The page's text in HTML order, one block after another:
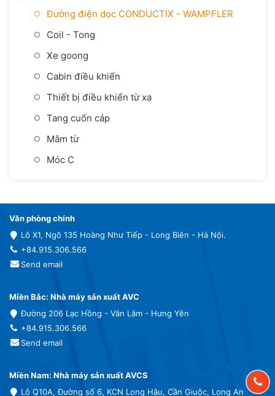
Đường điện dọc CONDUCTIX - WAMPFLER
Coil - Tong
Xe goong
Cabin điều khiển
Thiết bị điều khiển từ xa
Tang cuốn cáp
Mâm từ
Móc C
Văn phòng chính
Lô X1, Ngõ 135 Hoàng Như Tiếp - Long Biên - Hà Nội.
+84.915.306.566
Send email
Miền Bắc: Nhà máy sản xuất AVC
Đường 206 Lạc Hồng - Văn Lâm - Hưng Yên
+84.915.306.566
Send email
Miền Nam: Nhà máy sản xuất AVCS
Lô Q10A, Đường số 6, KCN Long Hậu, Cần Giuộc, Long An